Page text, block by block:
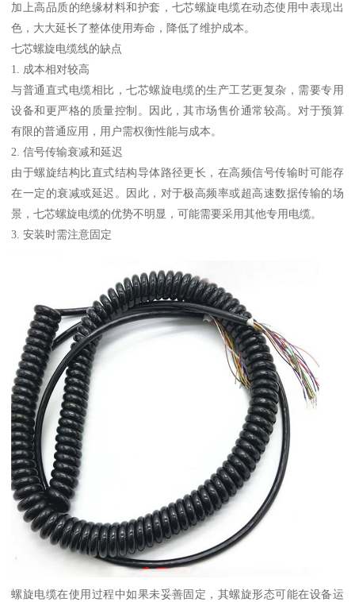
加上高品质的绝缘材料和护套，七芯螺旋电缆在动态使用中表现出
色，大大延长了整体使用寿命，降低了维护成本。
七芯螺旋电缆线的缺点
1. 成本相对较高
与普通直式电缆相比，七芯螺旋电缆的生产工艺更复杂，需要专用
设备和更严格的质量控制。因此，其市场售价通常较高。对于预算
有限的普通应用，用户需权衡性能与成本。
2. 信号传输衰减和延迟
由于螺旋结构比直式结构导体路径更长，在高频信号传输时可能存
在一定的衰减或延迟。因此，对于极高频率或超高速数据传输的场
景，七芯螺旋电缆的优势不明显，可能需要采用其他专用电缆。
3. 安装时需注意固定
螺旋电缆在使用过程中如果未妥善固定，其螺旋形态可能在设备运